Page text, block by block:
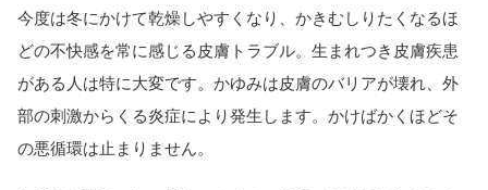
今度は冬にかけて乾燥しやすくなり、かきむしりたくなるほ
どの不快感を常に感じる皮膚トラブル。生まれつき皮膚疾患
がある人は特に大変です。かゆみは皮膚のバリアが壊れ、外
部の刺激からくる炎症により発生します。かけばかくほどそ
の悪循環は止まりません。